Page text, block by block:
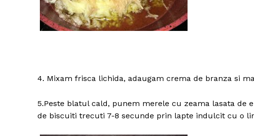
4. Mixam frisca lichida, adaugam crema de branza si
5.Peste blatul cald, punem merele cu zeama lasata
de biscuiti trecuti 7-8 secunde prin lapte indulcit cu o